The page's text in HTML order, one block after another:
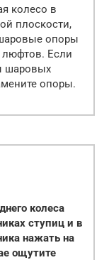
колесо в
плоскости,
опоры
люфтов. Если
шаровых
опоры.
колеса
ступиц и в
нажать на
ощутите